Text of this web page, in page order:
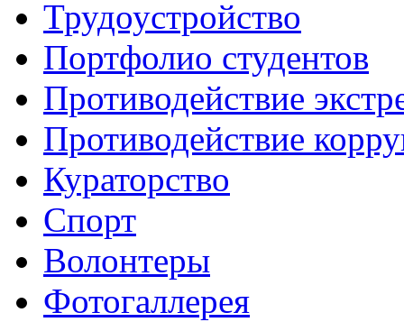
Трудоустройство
Портфолио студентов
Противодействие
Противодействие
Кураторство
Спорт
Волонтеры
Фотогаллерея